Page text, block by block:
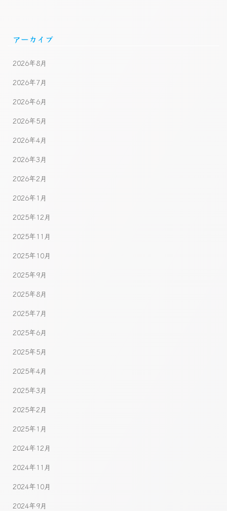
アーカイブ
2026年8月
2026年7月
2026年6月
2026年5月
2026年4月
2026年3月
2026年2月
2026年1月
2025年12月
2025年11月
2025年10月
2025年9月
2025年8月
2025年7月
2025年6月
2025年5月
2025年4月
2025年3月
2025年2月
2025年1月
2024年12月
2024年11月
2024年10月
2024年9月